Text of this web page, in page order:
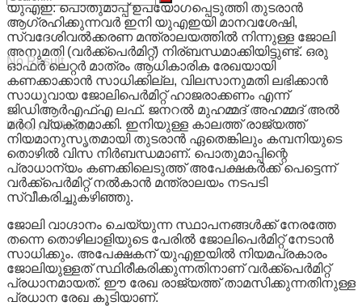
No Result
View All Result
യുഎഇ: പൊതുമാപ്പ് ഉപയോഗപ്പെടുത്തി തുടരാൻ
ആഗ്രഹിക്കുന്നവർ ഇനി യുഎഇയി മാനവശേഷി,
സ്വദേശിവൽക്കരണ മന്ത്രാലയത്തിൽ നിന്നുള്ള ജോലി
അനുമതി (വർക്ക്പെർമിറ്റ്) നിര്ബന്ധമാക്കിയിട്ടുണ്ട്. ഒരു
ഓഫർ ലെറ്റർ മാത്രം ആധികാരിക രേഖയായി
കണക്കാക്കാൻ സാധിക്കില്ല, വിലസാനുമതി ലഭിക്കാൻ
സാധുവായ ജോലിപെർമിറ്റ് ഹാജരാക്കണം എന്ന്
ജിഡിആർഎഫ്എ ലഫ്. ജനറൽ മുഹമ്മദ് അഹമ്മദ് അൽ
മർറി വ്യക്തമാക്കി. ഇനിയുള്ള കാലത്ത് രാജ്യത്ത്
നിയമാനുസൃതമായി തുടരാൻ ഏതെങ്കിലും കമ്പനിയുടെ
തൊഴിൽ വിസ നിർബന്ധമാണ്. പൊതുമാപ്പിന്റെ
പ്രാധാന്യം കണക്കിലെടുത്ത് അപേക്ഷകർക്ക് പെട്ടെന്ന്
വർക്ക്പെർമിറ്റ് നൽകാൻ മന്ത്രാലയം നടപടി
സ്വീകരിച്ചുകഴിഞ്ഞു.
ജോലി വാഗ്ദാനം ചെയ്യുന്ന സ്ഥാപനങ്ങൾക്ക് നേരത്തേ
തന്നെ തൊഴിലാളിയുടെ പേരിൽ ജോലിപെർമിറ്റ് നേടാൻ
സാധിക്കും. അപേക്ഷകന് യുഎഇയിൽ നിയമപ്രകാരം
ജോലിയുള്ളത് സ്ഥിരീകരിക്കുന്നതിനാണ് വർക്ക്പെർമിറ്റ്
പ്രധാനമായത്. ഈ രേഖ രാജ്യത്ത് താമസിക്കുന്നതിനുള്ള
പ്രധാന രേഖ കൂടിയാണ്.